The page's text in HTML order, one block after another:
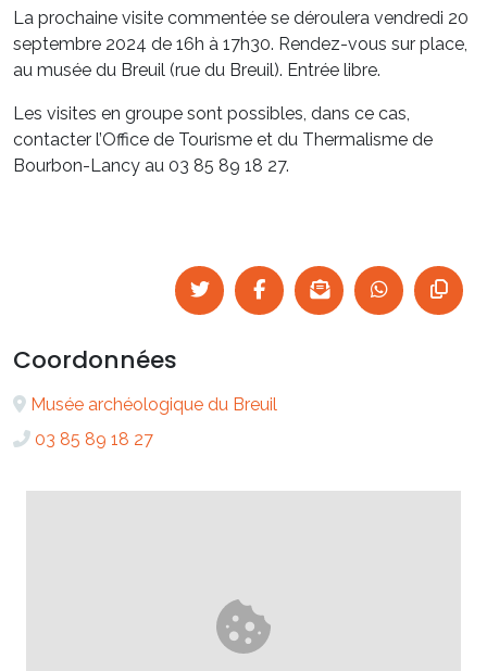
La prochaine visite commentée se déroulera vendredi 20
septembre 2024 de 16h à 17h30. Rendez-vous sur place,
au musée du Breuil (rue du Breuil). Entrée libre.
Les visites en groupe sont possibles, dans ce cas,
contacter l’Office de Tourisme et du Thermalisme de
Bourbon-Lancy au 03 85 89 18 27.
Coordonnées
Musée archéologique du Breuil
03 85 89 18 27